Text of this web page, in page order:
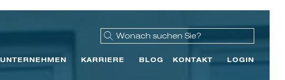
UNTERNEHMEN KARRIERE BLOG KONTAKT LOGIN